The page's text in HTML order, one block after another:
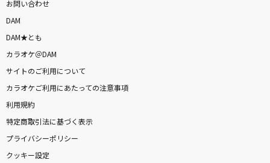
お問い合わせ
DAM
DAM★とも
カラオケ＠DAM
サイトのご利用について
カラオケご利用にあたっての注意事項
利用規約
特定商取引法に基づく表示
プライバシーポリシー
クッキー設定